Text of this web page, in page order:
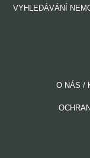
VYHLEDÁVÁNÍ
O NÁS /